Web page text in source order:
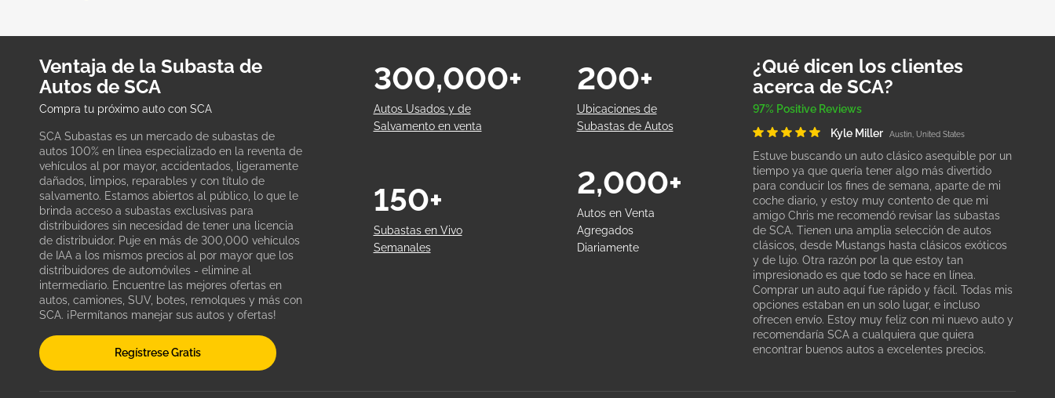
Ventaja de la Subasta de
Autos de SCA
Compra tu próximo auto con SCA
SCA Subastas es un mercado de subastas de
autos 100% en línea especializado en la reventa de
vehículos al por mayor, accidentados, ligeramente
dañados, limpios, reparables y con título de
salvamento. Estamos abiertos al público, lo que le
brinda acceso a subastas exclusivas para
distribuidores sin necesidad de tener una licencia
de distribuidor. Puje en más de 300,000 vehículos
de IAA a los mismos precios al por mayor que los
distribuidores de automóviles - elimine al
intermediario. Encuentre las mejores ofertas en
autos, camiones, SUV, botes, remolques y más con
SCA. ¡Permítanos manejar sus autos y ofertas!
Regístrese Gratis
Autos Usados y de
Salvamento en venta
300,000+
Ubicaciones de
Subastas de Autos
200+
Subastas en Vivo
Semanales
150+
Autos en Venta
Agregados
Diariamente
2,000+
¿Qué dicen los clientes
acerca de SCA?
97% Positive Reviews
Kyle Miller
Austin, United States
Estuve buscando un auto clásico asequible por un
tiempo ya que quería tener algo más divertido
para conducir los fines de semana, aparte de mi
coche diario, y estoy muy contento de que mi
amigo Chris me recomendó revisar las subastas
de SCA. Tienen una amplia selección de autos
clásicos, desde Mustangs hasta clásicos exóticos
y de lujo. Otra razón por la que estoy tan
impresionado es que todo se hace en línea.
Comprar un auto aquí fue rápido y fácil. Todas mis
opciones estaban en un solo lugar, e incluso
ofrecen envío. Estoy muy feliz con mi nuevo auto y
recomendaría SCA a cualquiera que quiera
encontrar buenos autos a excelentes precios.